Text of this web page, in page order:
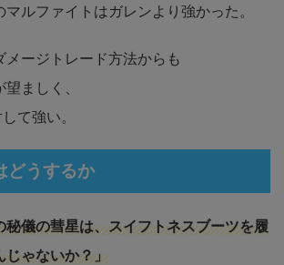
ルファイトはガレンより強かった。
メージトレード方法からも
ましく、
て強い。
どうするか
秘儀の彗星は、スイフトネスブーツを履
じゃないか？」